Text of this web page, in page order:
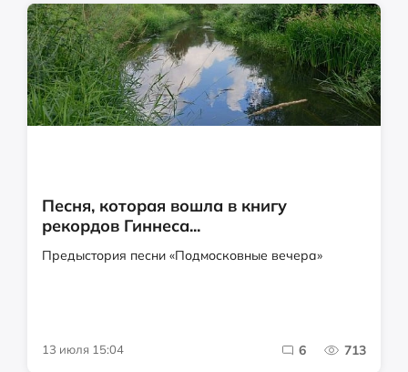
Песня, которая вошла в книгу
рекордов Гиннеса...
Предыстория песни «Подмосковные вечера»
13 июля 15:04 6 713